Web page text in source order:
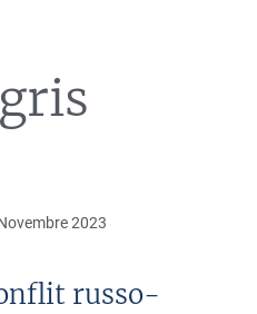
2023
russo-